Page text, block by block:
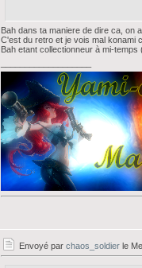
Bah dans ta maniere de dire ca, on
C'est du retro et je vois mal konami
Bah etant collectionneur à mi-
Envoyé par chaos_soldier le